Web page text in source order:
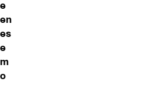
e
en
es
e
m
o